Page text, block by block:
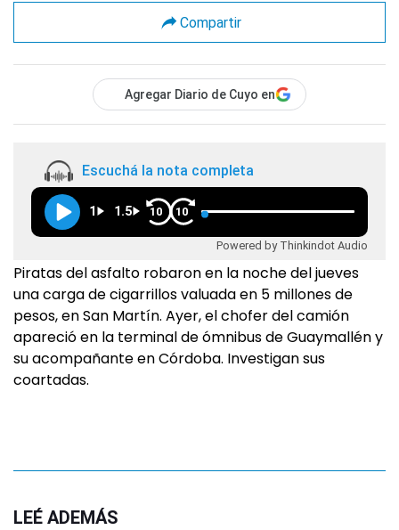
Compartir
Agregar Diario de Cuyo en
Escuchá la nota completa
1 1.5 10 10
Powered by Thinkindot Audio
Piratas del asfalto robaron en la noche del jueves
una carga de cigarrillos valuada en 5 millones de
pesos, en San Martín. Ayer, el chofer del camión
apareció en la terminal de ómnibus de Guaymallén y
su acompañante en Córdoba. Investigan sus
coartadas.
LEÉ ADEMÁS